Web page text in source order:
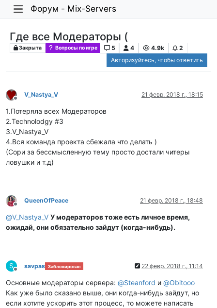
Форум - Mix-Servers
Где все Модераторы (
Закрыта Вопросы по игре 5 4 4.9k
2
Авторизуйтесь, чтобы ответить
Не в сети
V_Nastya_V 21 февр. 2018 г., 18:15
1.Потеряла всех Модераторов
2.Technolodgy #3
3.V_Nastya_V
4.Вся команда проекта сбежала что делать )
(Сори за бессмысленную тему просто достали читеры
ловушки и т.д)
Не в сети
QueenOfPeace 21 февр. 2018 г., 18:48
@V_Nastya_V У модераторов тоже есть личное время,
ожидай, они обязательно зайдут (когда-нибудь).
S
Не в сети
savpas Заблокирован 22 февр. 2018 г., 11:14
Основные модераторы сервера: @Steanford и @Obitooo
Как уже было сказано выше, они когда-нибудь зайдут, но
если хотите ускорить этот процесс, то можете написать